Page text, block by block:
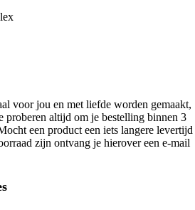
voor jou en met liefde worden gemaakt,
proberen altijd om je bestelling binnen 3
een product een iets langere levertijd
zijn ontvang je hierover een e-mail